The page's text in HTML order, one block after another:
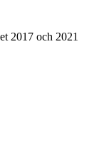
2017 och 2021